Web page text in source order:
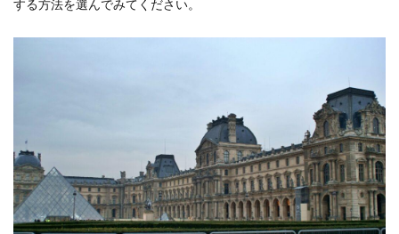
する方法を選んでみてください。